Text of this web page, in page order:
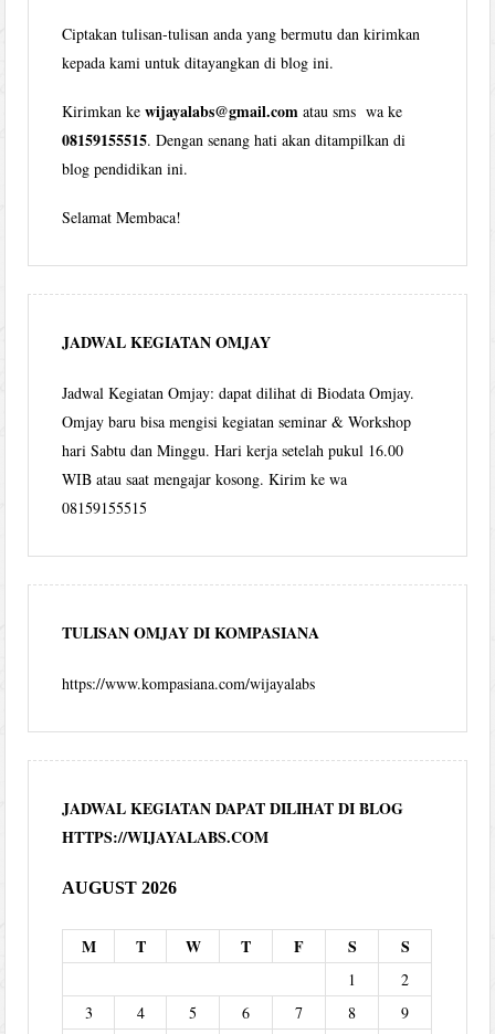
Ciptakan tulisan-tulisan anda yang bermutu dan kirimkan
kepada kami untuk ditayangkan di blog ini.
Kirimkan kewijayalabs@gmail.com atau sms wa ke
08159155515. Dengan senang hati akan ditampilkan di
blog pendidikan ini.
Selamat Membaca!
JADWAL KEGIATAN OMJAY
Jadwal Kegiatan Omjay: dapat dilihat di Biodata Omjay.
Omjay baru bisa mengisi kegiatan seminar & Workshop
hari Sabtu dan Minggu. Hari kerja setelah pukul 16.00
WIB atau saat mengajar kosong. Kirim ke wa
08159155515
TULISAN OMJAY DI KOMPASIANA
https://www.kompasiana.com/wijayalabs
JADWAL KEGIATAN DAPAT DILIHAT DI BLOG
HTTPS://WIJAYALABS.COM
AUGUST 2026
M T W T F S S
1
2
3
4 5 6 7 8
9